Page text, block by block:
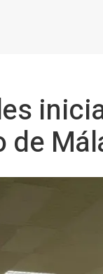
de